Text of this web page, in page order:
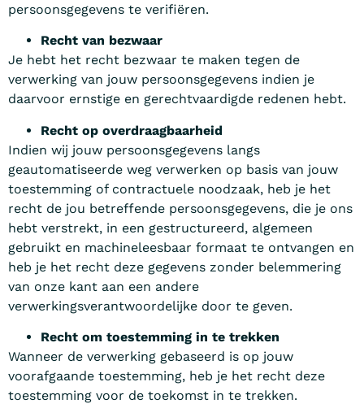
persoonsgegevens te verifiëren.
Recht van bezwaar
Je hebt het recht bezwaar te maken tegen de
verwerking van jouw persoonsgegevens indien je
daarvoor ernstige en gerechtvaardigde redenen hebt.
Recht op overdraagbaarheid
Indien wij jouw persoonsgegevens langs
geautomatiseerde weg verwerken op basis van jouw
toestemming of contractuele noodzaak, heb je het
recht de jou betreffende persoonsgegevens, die je ons
hebt verstrekt, in een gestructureerd, algemeen
gebruikt en machineleesbaar formaat te ontvangen en
heb je het recht deze gegevens zonder belemmering
van onze kant aan een andere
verwerkingsverantwoordelijke door te geven.
Recht om toestemming in te trekken
Wanneer de verwerking gebaseerd is op jouw
voorafgaande toestemming, heb je het recht deze
toestemming voor de toekomst in te trekken.